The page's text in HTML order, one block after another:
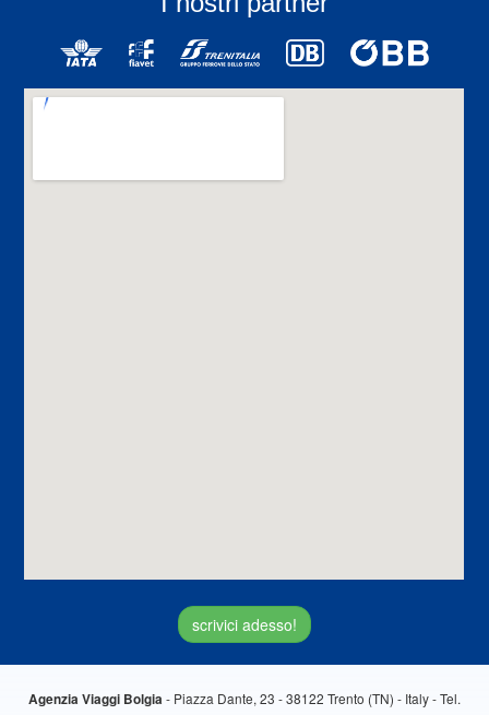
scrivici adesso!
Agenzia Viaggi Bolgia - Piazza Dante, 23 - 38122 Trento (TN) - Italy - Tel.